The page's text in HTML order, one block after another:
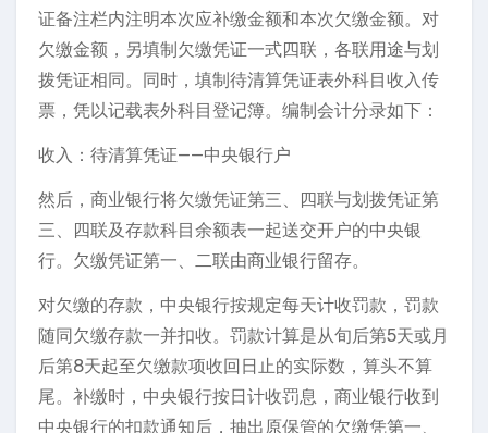
证备注栏内注明本次应补缴金额和本次欠缴金额。对
欠缴金额，另填制欠缴凭证一式四联，各联用途与划
拨凭证相同。同时，填制待清算凭证表外科目收入传
票，凭以记载表外科目登记簿。编制会计分录如下：
收入：待清算凭证——中央银行户
然后，商业银行将欠缴凭证第三、四联与划拨凭证第
三、四联及存款科目余额表一起送交开户的中央银
行。欠缴凭证第一、二联由商业银行留存。
对欠缴的存款，中央银行按规定每天计收罚款，罚款
随同欠缴存款一并扣收。罚款计算是从旬后第5天或月
后第8天起至欠缴款项收回日止的实际数，算头不算
尾。补缴时，中央银行按日计收罚息，商业银行收到
中央银行的扣款通知后，抽出原保管的欠缴凭第一、